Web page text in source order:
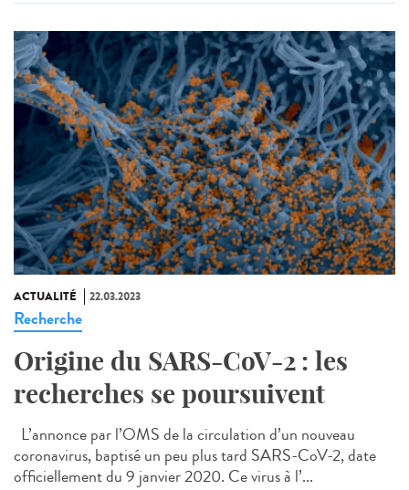
ACTUALITÉ 22.03.2023
Recherche
Origine du SARS-CoV-2 : les
recherches se poursuivent
L’annonce par l’OMS de la circulation d’un nouveau
coronavirus, baptisé un peu plus tard SARS-CoV-2, date
officiellement du 9 janvier 2020. Ce virus à l’...